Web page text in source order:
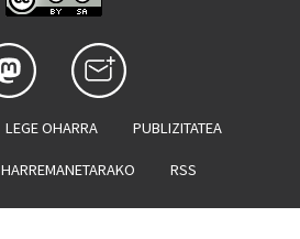
LEGE OHARRA PUBLIZITATEA
HARREMANETARAKO RSS